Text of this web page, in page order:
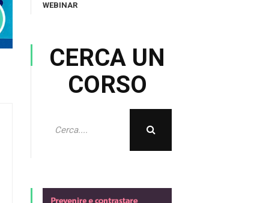
WEBINAR
CERCA UN
CORSO